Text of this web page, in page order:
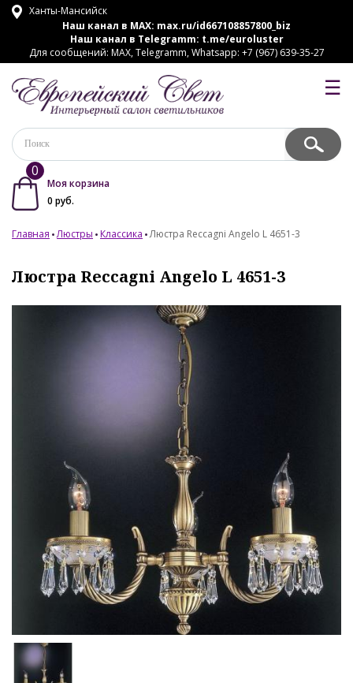
Ханты-Мансийск
Наш канал в MAX: max.ru/id667108857800_biz
Наш канал в Telegramm: t.me/euroluster
Для сообщений: MAX, Telegramm, Whatsapp: +7 (967) 639-35-27
☰
0
Моя корзина
0 руб.
Главная Люстры Классика Люстра Reccagni Angelo L 4651-3
Люстра Reccagni Angelo L 4651-3